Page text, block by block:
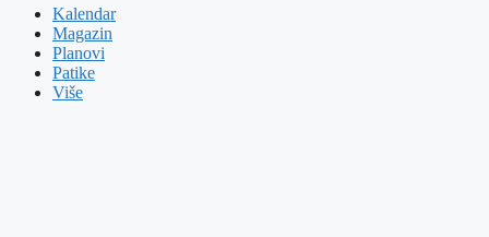
Kalendar
Magazin
Planovi
Patike
Više